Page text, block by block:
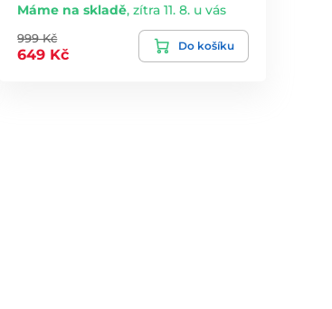
Máme na skladě,zítra 11. 8. u vás
999 Kč
649 Kč
Do košíku